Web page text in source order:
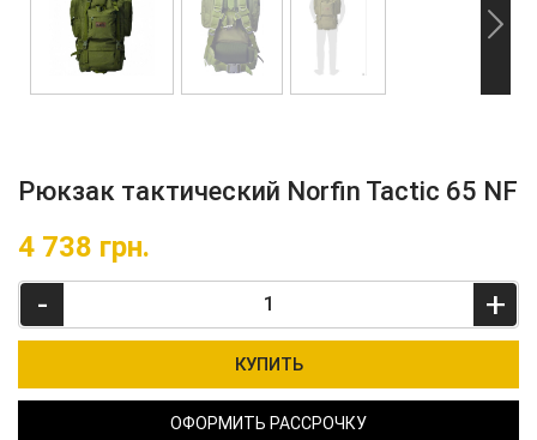
Рюкзак тактический Norfin Tactic 65 NF
4 738 грн.
- +
КУПИТЬ
ОФОРМИТЬ РАССРОЧКУ